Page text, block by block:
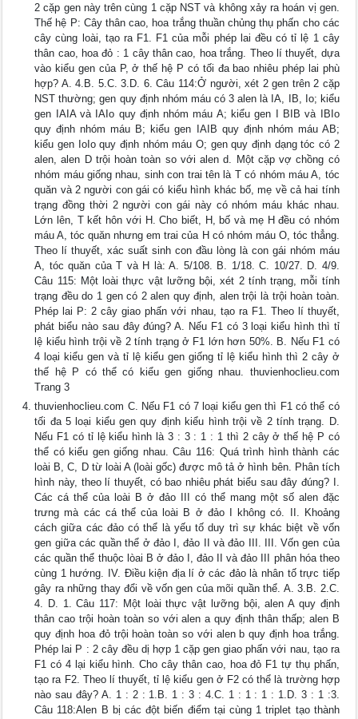
2 cặp gen này trên cùng 1 cặp NST và không xảy ra hoán vị gen.
Thế hệ P: Cây thân cao, hoa trắng thuần chủng thụ phấn cho các
cây cùng loài, tạo ra F1. F1 của mỗi phép lai đều có tỉ lệ 1 cây
thân cao, hoa đỏ : 1 cây thân cao, hoa trắng. Theo lí thuyết, dựa
vào kiểu gen của P, ở thế hệ P có tối đa bao nhiêu phép lai phù
hợp? A. 4.B. 5.C. 3.D. 6. Câu 114:Ở người, xét 2 gen trên 2 cặp
NST thường; gen quy định nhóm máu có 3 alen là IA, IB, Io; kiểu
gen IAIA và IAIo quy định nhóm máu A; kiểu gen I BIB và IBIo
quy định nhóm máu B; kiểu gen IAIB quy định nhóm máu AB;
kiểu gen IoIo quy định nhóm máu O; gen quy định dạng tóc có 2
alen, alen D trội hoàn toàn so với alen d. Một cặp vợ chồng có
nhóm máu giống nhau, sinh con trai tên là T có nhóm máu A, tóc
quăn và 2 người con gái có kiểu hình khác bố, mẹ về cả hai tính
trạng đồng thời 2 người con gái này có nhóm máu khác nhau.
Lớn lên, T kết hôn với H. Cho biết, H, bố và mẹ H đều có nhóm
máu A, tóc quăn nhưng em trai của H có nhóm máu O, tóc thẳng.
Theo lí thuyết, xác suất sinh con đầu lòng là con gái nhóm máu
A, tóc quăn của T và H là: A. 5/108. B. 1/18. C. 10/27. D. 4/9.
Câu 115: Một loài thực vật lưỡng bội, xét 2 tính trạng, mỗi tính
trạng đều do 1 gen có 2 alen quy định, alen trội là trội hoàn toàn.
Phép lai P: 2 cây giao phấn với nhau, tạo ra F1. Theo lí thuyết,
phát biểu nào sau đây đúng? A. Nếu F1 có 3 loại kiểu hình thì tỉ
lệ kiểu hình trội về 2 tính trạng ở F1 lớn hơn 50%. B. Nếu F1 có
4 loại kiểu gen và tỉ lệ kiểu gen giống tỉ lệ kiểu hình thì 2 cây ở
thế hệ P có thể có kiểu gen giống nhau. thuvienhoclieu.com
Trang 3
thuvienhoclieu.com C. Nếu F1 có 7 loại kiểu gen thì F1 có thể có
tối đa 5 loại kiểu gen quy định kiểu hình trội về 2 tính trạng. D.
Nếu F1 có tỉ lệ kiểu hình là 3 : 3 : 1 : 1 thì 2 cây ở thế hệ P có
thể có kiểu gen giống nhau. Câu 116: Quá trình hình thành các
loài B, C, D từ loài A (loài gốc) được mô tả ở hình bên. Phân tích
hình này, theo lí thuyết, có bao nhiêu phát biểu sau đây đúng? I.
Các cá thể của loài B ở đảo III có thể mang một số alen đặc
trưng mà các cá thể của loài B ở đảo I không có. II. Khoảng
cách giữa các đảo có thể là yếu tố duy trì sự khác biệt về vốn
gen giữa các quần thể ở đảo I, đảo II và đảo III. III. Vốn gen của
các quần thể thuộc lòai B ở đảo I, đảo II và đảo III phân hóa theo
cùng 1 hướng. IV. Điều kiện địa lí ở các đảo là nhân tố trực tiếp
gây ra những thay đổi về vốn gen của mõi quần thể. A. 3.B. 2.C.
4. D. 1. Câu 117: Một loài thực vật lưỡng bội, alen A quy định
thân cao trội hoàn toàn so với alen a quy định thân thấp; alen B
quy định hoa đỏ trội hoàn toàn so với alen b quy định hoa trắng.
Phép lai P : 2 cây đều dị hợp 1 cặp gen giao phấn với nau, tạo ra
F1 có 4 lại kiểu hình. Cho cây thân cao, hoa đỏ F1 tự thụ phấn,
tạo ra F2. Theo lí thuyết, tỉ lệ kiểu gen ở F2 có thể là trường hợp
nào sau đây? A. 1 : 2 : 1.B. 1 : 3 : 4.C. 1 : 1 : 1 : 1.D. 3 : 1 :3.
Câu 118:Alen B bị các đột biến điểm tại cùng 1 triplet tạo thành